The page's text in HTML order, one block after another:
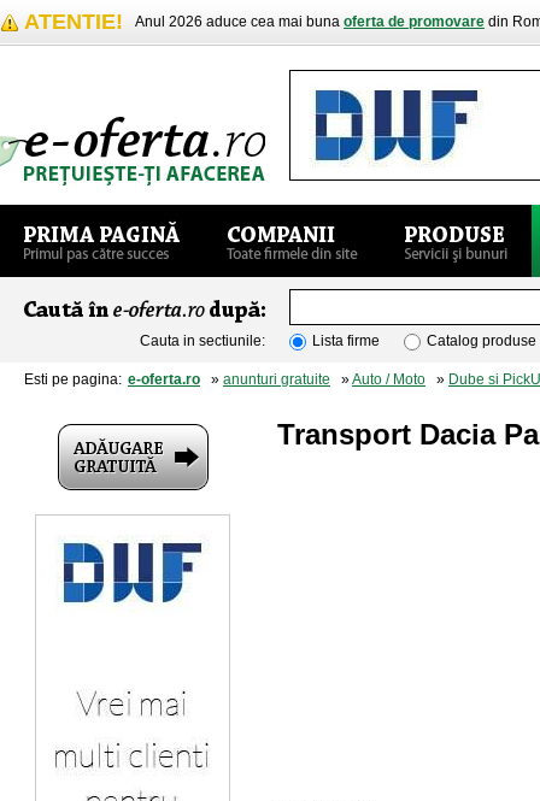
ATENTIE! Anul 2026 aduce cea mai buna oferta de promovare din
Cauta in sectiunile: Lista firme Catalog produse
Esti pe pagina: e-oferta.ro » anunturi gratuite »Auto / Moto » Dube si
Transport Dacia